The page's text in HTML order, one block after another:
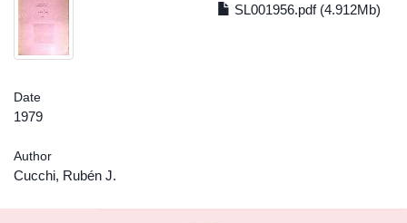
SL001956.pdf (4.912Mb)
Date
1979
Author
Cucchi, Rubén J.